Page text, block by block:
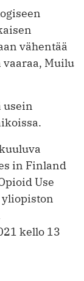
vähentää
Muilu
usein
in Finland
Use
kello 13